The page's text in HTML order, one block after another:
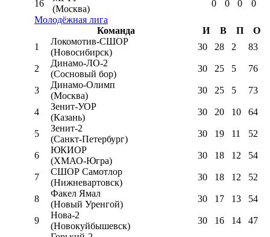
16
(Москва)
0 0 0
0
Молодёжная лига
Команда
И В П
О
1
Локомотив-CШОР
(Новосибирск)
30 28 2 83
2
Динамо-ЛО-2
(Сосновый бор)
30 25 5 76
3
Динамо-Олимп
(Москва)
30 25 5 73
4
Зенит-УОР
(Казань)
30 20 10 64
5
Зенит-2
(Санкт-Петербург)
30 19 11 52
6
ЮКИОР
(ХМАО-Югра)
30 18 12 54
7
СШОР Самотлор
(Нижневартовск)
30 18 12 52
8
Факел Ямал
(Новый Уренгой)
30 17 13 54
9
Нова-2
(Новокуйбышевск)
30 16 14 47